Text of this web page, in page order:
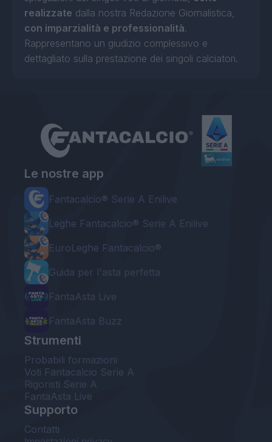
realizzate dalla nostra Redazione Giornalistica,
con imparzialità e professionalità.
Rappresentano un giudizio complessivo e
dettagliato sulla prestazione dei singoli calciatori.
Le nostre app
Fantacalcio® Serie A Enilive
Leghe Fantacalcio® Serie A Enilive
EuroLeghe Fantacalcio®
Guida per l'asta perfetta
FantaAsta Live
FantaAsta Buzz
Strumenti
Probabili formazioni
Voti Fantacalcio Serie A
Rigoristi Serie A
FantaAsta Live
Supporto
Contatti